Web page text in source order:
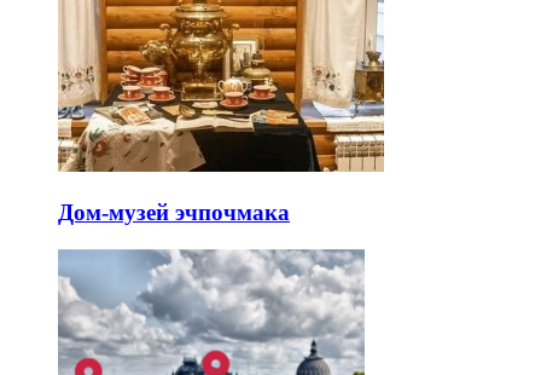
Дом-музей эчпочмака